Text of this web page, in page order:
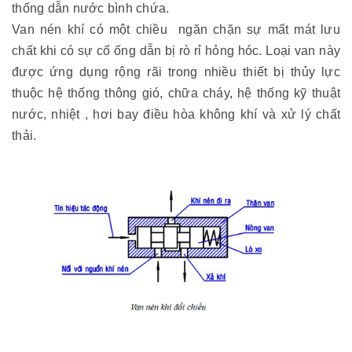
thống dẫn nước bình chứa.
Van nén khí có một chiều ngăn chặn sự mất mát lưu
chất khi có sự cố ống dẫn bị rò rỉ hỏng hóc. Loại van này
được ứng dụng rộng rãi trong nhiều thiết bị thủy lực
thuộc hệ thống thông gió, chữa cháy, hệ thống kỹ thuật
nước, nhiệt , hơi bay điều hòa không khí và xử lý chất
thải.